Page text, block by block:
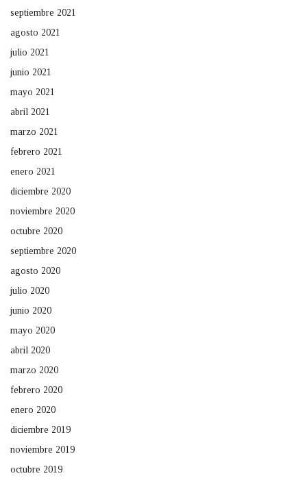
septiembre 2021
agosto 2021
julio 2021
junio 2021
mayo 2021
abril 2021
marzo 2021
febrero 2021
enero 2021
diciembre 2020
noviembre 2020
octubre 2020
septiembre 2020
agosto 2020
julio 2020
junio 2020
mayo 2020
abril 2020
marzo 2020
febrero 2020
enero 2020
diciembre 2019
noviembre 2019
octubre 2019